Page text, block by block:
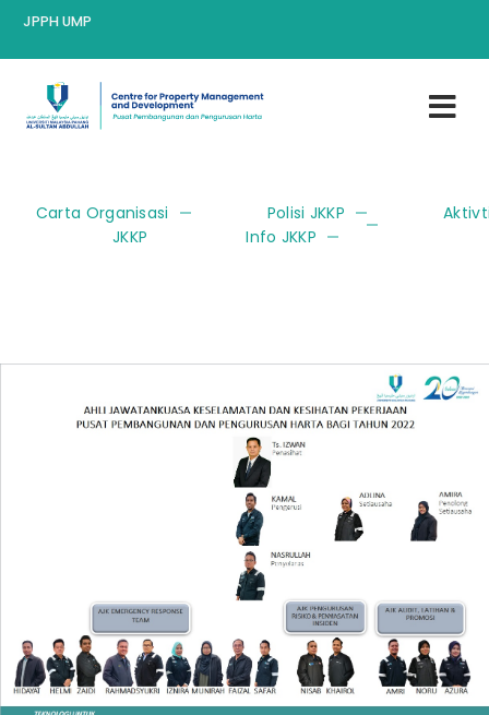
JPPH UMP
Carta Organisasi Polisi JKKP
JKKP
Info JKKP